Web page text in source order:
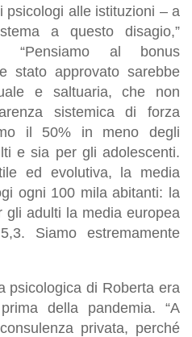
psicologi alle istituzioni – a
a questo disagio,”
“Pensiamo al bonus
stato approvato sarebbe
e saltuaria, che non
sistemica di forza
il 50% in meno degli
e sia per gli adolescenti.
ed evolutiva, la media
ogni 100 mila abitanti: la
gli adulti la media europea
Siamo estremamente
psicologica di Roberta era
della pandemia. “A
privata, perché